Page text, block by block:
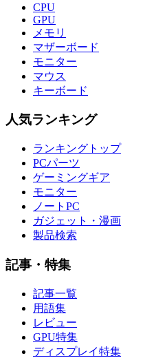
CPU
GPU
メモリ
マザーボード
モニター
マウス
キーボード
人気ランキング
ランキングトップ
PCパーツ
ゲーミングギア
モニター
ノートPC
ガジェット・漫画
製品検索
記事・特集
記事一覧
用語集
レビュー
GPU特集
ディスプレイ特集